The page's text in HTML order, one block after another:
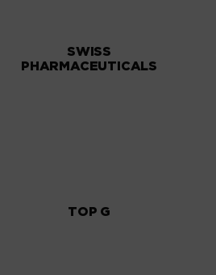
SWISS
PHARMACEUTICALS
TOP G